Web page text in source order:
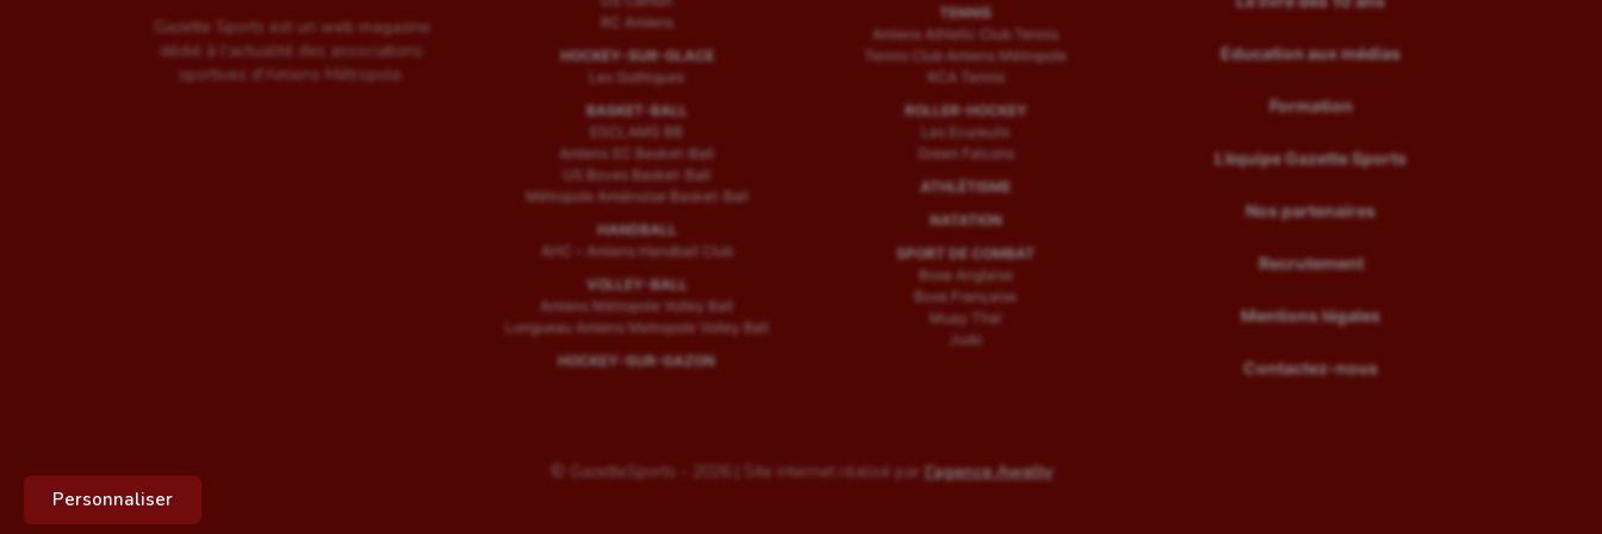
Personnaliser
Gazette Sports est un web magazine
dédié à l'actualité des associations
sportives d'Amiens Métropole.
RC Amiens
HOCKEY-SUR-GLACE
Les Gothiques
BASKET-BALL
ESCLAMS BB
Amiens SC Basket-Ball
US Boves Basket-Ball
Métropole Amiénoise Basket-Ball
HANDBALL
AHC – Amiens Handball Club
VOLLEY-BALL
Amiens Métropole Volley Ball
Longueau Amiens Metropole Volley Ball
HOCKEY-SUR-GAZON
TENNIS
Amiens Athletic Club Tennis
Tennis Club Amiens Métropole
RCA Tennis
ROLLER-HOCKEY
Les Ecureuils
Green Falcons
ATHLÉTISME
NATATION
SPORT DE COMBAT
Boxe Anglaise
Boxe Française
Muay Thaï
Judo
Education aux médias
Formation
L’équipe Gazette Sports
Nos partenaires
Recrutement
Mentions légales
Contactez-nous
© GazetteSports - 2026 | Site internet réalisé par l'agence Awelty